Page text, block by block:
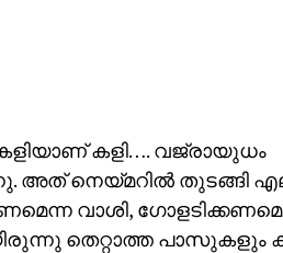
കളി…. വജ്രായുധം
അത് നെയ്മറില്‍ തുടങ്ങി
വാശി,
തെറ്റാത്ത